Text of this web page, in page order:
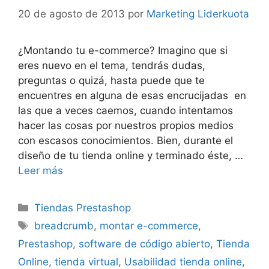
20 de agosto de 2013 por Marketing Liderkuota
¿Montando tu e-commerce? Imagino que si
eres nuevo en el tema, tendrás dudas,
preguntas o quizá, hasta puede que te
encuentres en alguna de esas encrucijadas en
las que a veces caemos, cuando intentamos
hacer las cosas por nuestros propios medios
con escasos conocimientos. Bien, durante el
diseño de tu tienda online y terminado éste, …
Leer más
Categorías
Tiendas Prestashop
Etiquetas
breadcrumb, montar e-commerce,
Prestashop, software de código abierto, Tienda
Online, tienda virtual, Usabilidad tienda online,